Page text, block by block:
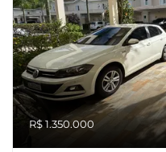
R$ 1.350.000